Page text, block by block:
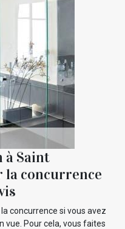
à Saint
la concurrence
concurrence si vous avez
vue. Pour cela, vous faites